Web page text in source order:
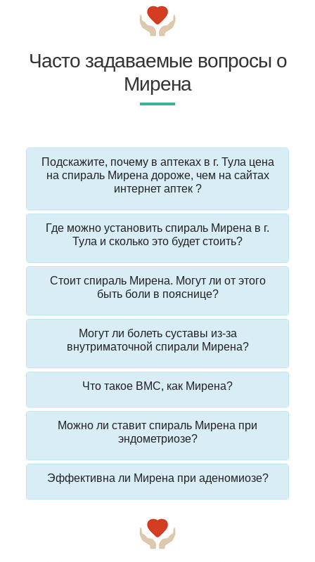
Часто задаваемые вопросы о
Мирена
Подскажите, почему в аптеках в г. Тула цена
на спираль Мирена дороже, чем на сайтах
интернет аптек ?
Где можно установить спираль Мирена в г.
Тула и сколько это будет стоить?
Стоит спираль Мирена. Могут ли от этого
быть боли в пояснице?
Могут ли болеть суставы из-за
внутриматочной спирали Мирена?
Что такое ВМС, как Мирена?
Можно ли ставит спираль Мирена при
эндометриозе?
Эффективна ли Мирена при аденомиозе?